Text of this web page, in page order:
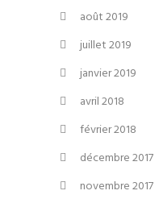
août 2019
juillet 2019
janvier 2019
avril 2018
février 2018
décembre 2017
novembre 2017